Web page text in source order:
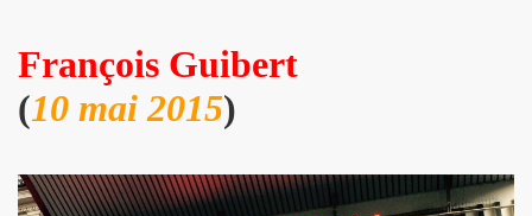
François Guibert
(10 mai 2015)
expo "Douce France, des musiques de l'exil aux
mort)" le 17 mars 2024 au New Morning +
DANGER DE SE PLAIRE" le 26 mars 2024 a la